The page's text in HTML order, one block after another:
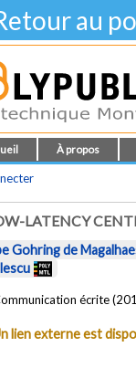
au
À propos
LATENCY
Gohring de
écrite
lien externe est